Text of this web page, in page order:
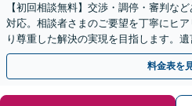
【初回相談無料】交渉・調停・審判な
対応。相談者さまのご要望を丁寧にヒ
り尊重した解決の実現を目指します。
談もお任せください【完全個室で対応】
料金表を